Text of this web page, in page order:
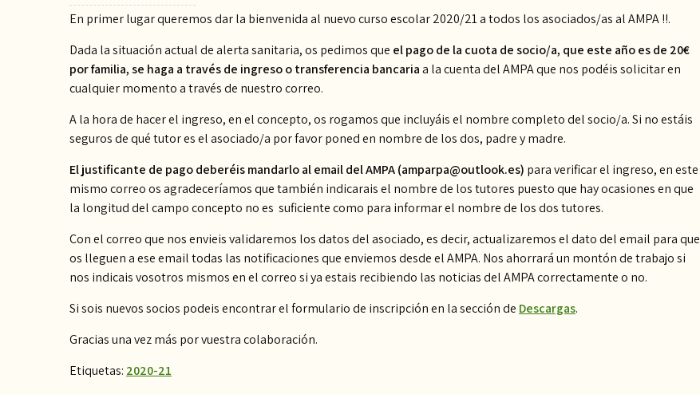
En primer lugar queremos dar la bienvenida al nuevo curso escolar 2020/21 a todos los asociados/as al AMPA !!.
Dada la situación actual de alerta sanitaria, os pedimos que el pago de la cuota de socio/a, que este año es de 20€
por familia, se haga a través de ingreso o transferencia bancariaa la cuenta del AMPA que nos podéis solicitar en
cualquier momento a través de nuestro correo.
A la hora de hacer el ingreso, en el concepto, os rogamos que incluyáis el nombre completo del socio/a. Si no estáis
seguros de qué tutor es el asociado/a por favor poned en nombre de los dos, padre y madre.
El justificante de pago deberéis mandarlo al email del AMPA (amparpa@outlook.es) para verificar el ingreso, en este
mismo correo os agradeceríamos que también indicarais el nombre de los tutores puesto que hay ocasiones en que
la longitud del campo concepto no es suficiente como para informar el nombre de los dos tutores.
Con el correo que nos envieis validaremos los datos del asociado, es decir, actualizaremos el dato del email para que
os lleguen a ese email todas las notificaciones que enviemos desde el AMPA. Nos ahorrará un montón de trabajo si
nos indicais vosotros mismos en el correo si ya estais recibiendo las noticias del AMPA correctamente o no.
Si sois nuevos socios podeis encontrar el formulario de inscripción en la sección de Descargas.
Gracias una vez más por vuestra colaboración.
Etiquetas: 2020-21